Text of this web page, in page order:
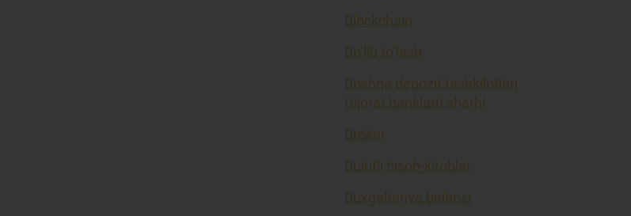
Blockchain
Bo’lib to’lash
Boshqa depozit tashkilotlari
(tijorat banklari) sharhi
Broker
Bulutli hisob-kitoblar
Buxgalteriya balansi